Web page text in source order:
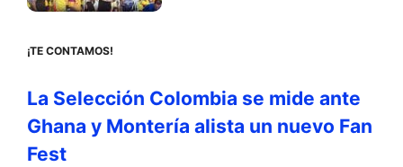
¡TE CONTAMOS!
La Selección Colombia se mide ante
Ghana y Montería alista un nuevo Fan
Fest